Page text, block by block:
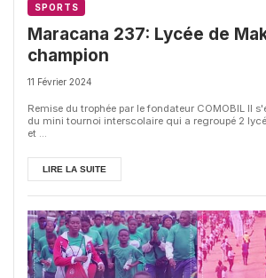
SPORTS
Maracana 237: Lycée de
champion
11 Février 2024
Remise du trophée par le fondateur COMOBIL Il
du mini tournoi interscolaire qui a regroupé 2
et ...
LIRE LA SUITE